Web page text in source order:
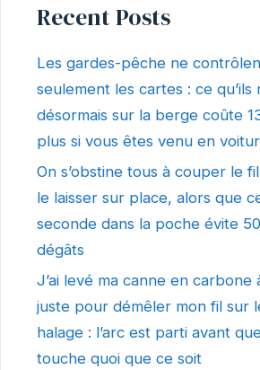
Recent Posts
Les gardes-pêche ne
seulement les cartes : ce qu’ils
désormais sur la berge coûte
plus si vous êtes venu en
On s’obstine tous à couper le
le laisser sur place, alors que
seconde dans la poche évite
dégâts
J’ai levé ma canne en carbone
juste pour démêler mon fil sur
halage : l’arc est parti avant
touche quoi que ce soit